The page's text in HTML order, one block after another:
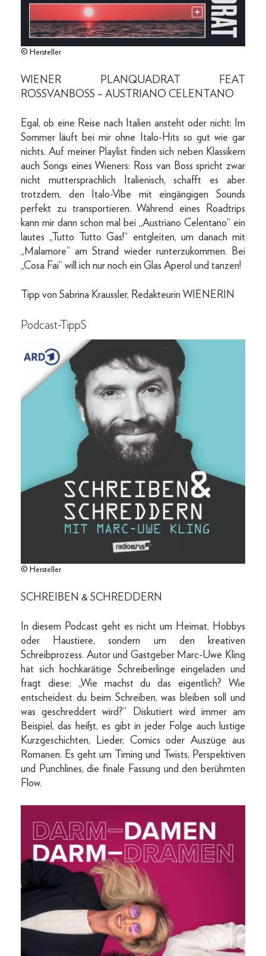
© Hersteller
WIENER PLANQUADRAT FEAT
ROSSVANBOSS – AUSTRIANO CELENTANO
Egal, ob eine Reise nach Italien ansteht oder nicht: Im
Sommer läuft bei mir ohne Italo-Hits so gut wie gar
nichts. Auf meiner Playlist finden sich neben Klassikern
auch Songs eines Wieners: Ross van Boss spricht zwar
nicht muttersprachlich Italienisch, schafft es aber
trotzdem, den Italo-Vibe mit eingängigen Sounds
perfekt zu transportieren. Während eines Roadtrips
kann mir dann schon mal bei „Austriano Celentano“ ein
lautes „Tutto Tutto Gas!“ entgleiten, um danach mit
„Malamore“ am Strand wieder runterzukommen. Bei
„Cosa Fai“ will ich nur noch ein Glas Aperol und tanzen!
Tipp von Sabrina Kraussler, Redakteurin WIENERIN
Podcast-TippS
© Hersteller
SCHREIBEN & SCHREDDERN
In diesem Podcast geht es nicht um Heimat, Hobbys
oder Haustiere, sondern um den kreativen
Schreibprozess. Autor und Gastgeber Marc-Uwe Kling
hat sich hochkarätige Schreiberlinge eingeladen und
fragt diese: „Wie machst du das eigentlich? Wie
entscheidest du beim Schreiben, was bleiben soll und
was geschreddert wird?“ Diskutiert wird immer am
Beispiel, das heißt, es gibt in jeder Folge auch lustige
Kurzgeschichten, Lieder, Comics oder Auszüge aus
Romanen. Es geht um Timing und Twists, Perspektiven
und Punchlines, die finale Fassung und den berühmten
Flow.